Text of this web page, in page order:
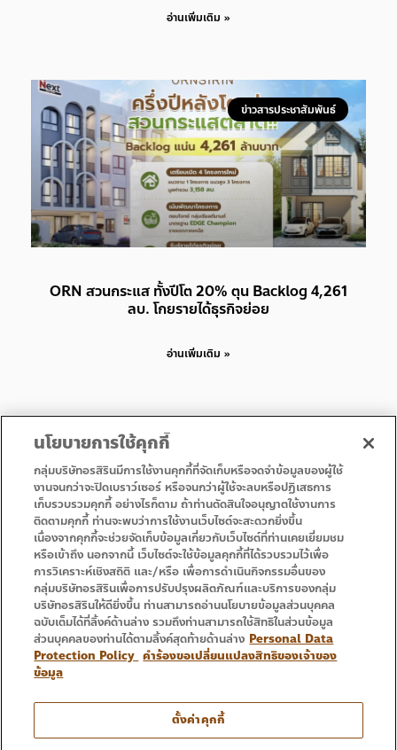
อ่านเพิ่มเติม »
ข่าวสารประชาสัมพันธ์
ORN สวนกระแส ทั้งปีโต 20% ตุน Backlog 4,261
ลบ. โกยรายได้ธุรกิจย่อย
อ่านเพิ่มเติม »
• Homepage
• Promotion
• Service
• Contact Us
Tel : 053 333 666
นโยบายการใช้คุกกี้
กลุ่มบริษัทอรสิรินมีการใช้งานคุกกี้ที่จัดเก็บหรือจดจำข้อมูลของผู้ใช้
งานจนกว่าจะปิดเบราว์เซอร์ หรือจนกว่าผู้ใช้จะลบหรือปฏิเสธการ
เก็บรวบรวมคุกกี้ อย่างไรก็ตาม ถ้าท่านตัดสินใจอนุญาตใช้งานการ
ติดตามคุกกี้ ท่านจะพบว่าการใช้งานเว็บไซต์จะสะดวกยิ่งขึ้น
เนื่องจากคุกกี้จะช่วยจัดเก็บข้อมูลเกี่ยวกับเว็บไซต์ที่ท่านเคยเยี่ยมชม
หรือเข้าถึง นอกจากนี้ เว็บไซต์จะใช้ข้อมูลคุกกี้ที่ได้รวบรวมไว้เพื่อ
การวิเคราะห์เชิงสถิติ และ/หรือ เพื่อการดำเนินกิจกรรมอื่นของ
กลุ่มบริษัทอรสิรินเพื่อการปรับปรุงผลิตภัณฑ์และบริการของกลุ่ม
บริษัทอรสิรินให้ดียิ่งขึ้น ท่านสามารถอ่านนโยบายข้อมูลส่วนบุคคล
ฉบับเต็มได้ที่ลิ้งค์ด้านล่าง รวมถึงท่านสามารถใช้สิทธิในส่วนข้อมูล
ส่วนบุคคลของท่านได้ตามลิ้งค์สุดท้ายด้านล่าง Personal Data
Protection Policy คำร้องขอเปลี่ยนแปลงสิทธิของเจ้าของ
ข้อมูล
ตั้งค่าคุกกี้